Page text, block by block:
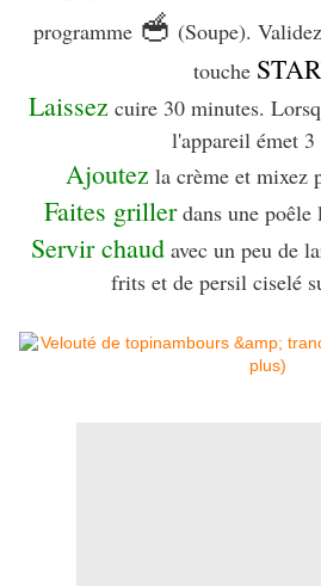
programme 🥣 (Soupe).
touche
Laissez cuire 30 minutes.
l'appareil émet 3
Ajoutezla crème et mixez
Faites grillerdans une poêle
Servir chaud avec un peu de
frits et de persil ciselé